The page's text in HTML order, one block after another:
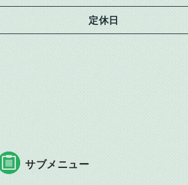
定休日
サブメニュー